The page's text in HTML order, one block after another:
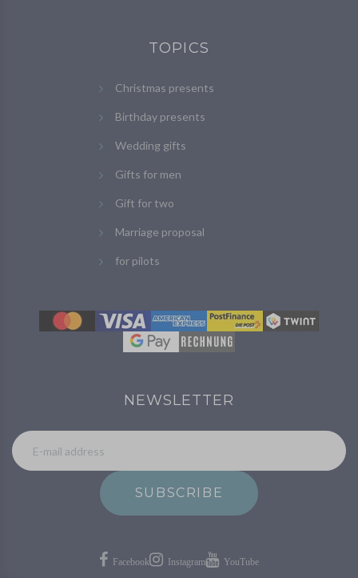
TOPICS
Christmas presents
Birthday presents
Wedding gifts
Gifts for men
Gift for two
Marriage proposal
for pilots
NEWSLETTER
SUBSCRIBE